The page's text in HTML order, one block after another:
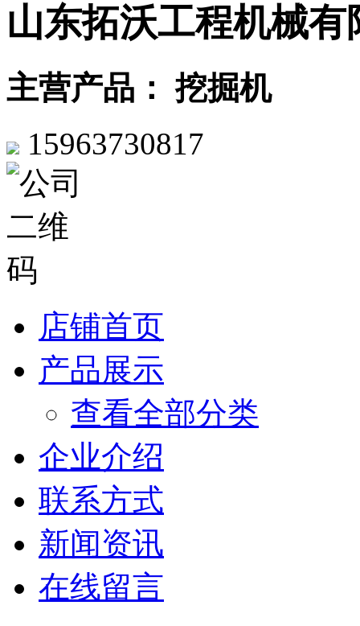
山东拓沃工程机械有
主营产品： 挖掘机
15963730817
店铺首页
产品展示
查看全部分类
企业介绍
联系方式
新闻资讯
在线留言